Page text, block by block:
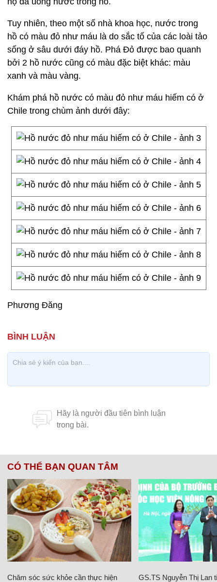
Tuy nhiên, theo một số nhà khoa học, nước trong
hồ có màu đỏ như máu là do sắc tố của các loài tảo
sống ở sâu dưới đáy hồ. Phá Đỏ được bao quanh
bởi 2 hồ nước cũng có màu đặc biệt khác: màu
xanh và màu vàng.
Khám phá hồ nước có màu đỏ như máu hiếm có ở
Chile trong chùm ảnh dưới đây:
Phương Đăng
CÓ THỂ BẠN QUAN TÂM
Chăm sóc sức khỏe cần thực hiện GS.TS Nguyễn Thị Lan